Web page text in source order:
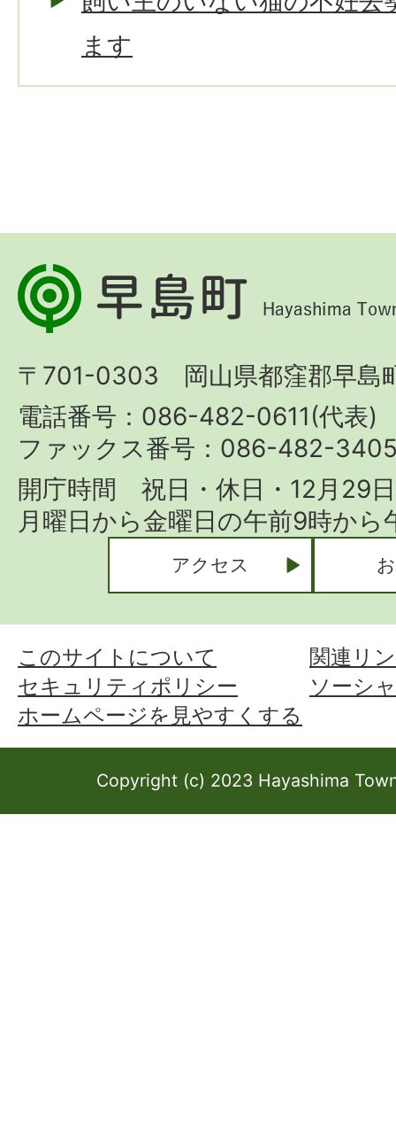
ます
早
島
Hayashima
Town
〒701-0303 岡山県都窪郡早島
電話番号：086-482-0611(代表)
ファックス番号：086-482-
開庁時間 祝日・休日・12月29
月曜日から金曜日の午前9時か
アクセス
このサイトについて
関連リ
セキュリティポリシー
ソーシ
ホームページを見やすくする
Copyright (c) 2023 Hayashima